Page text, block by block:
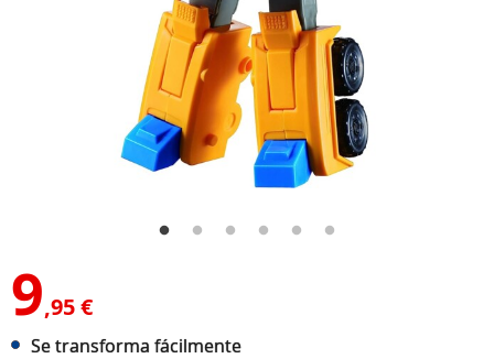
9,95 €
Se transforma fácilmente